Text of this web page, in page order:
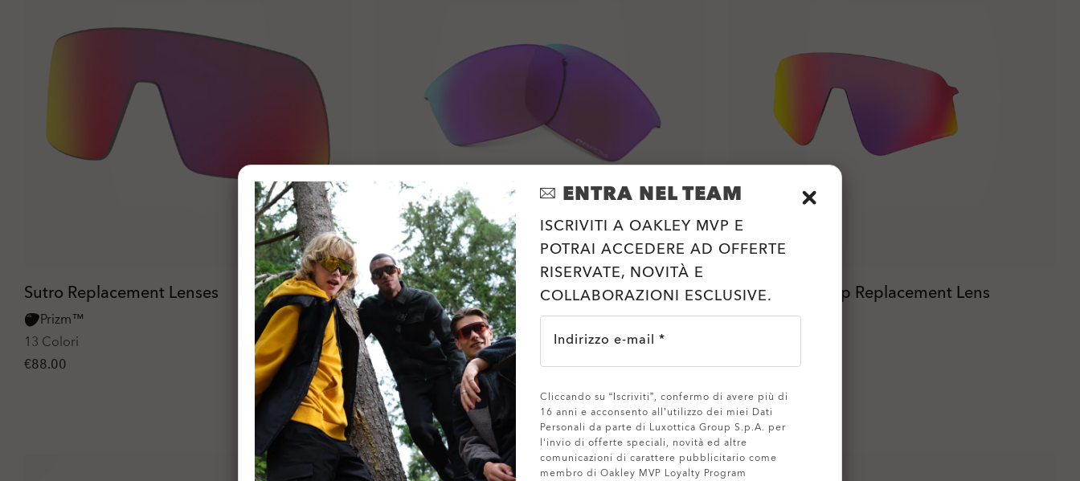
Sutro Replacement Lenses
Prizm™
13 Colori
€88.00
Flak Jacket® Replacement Lenses
Prizm™
9 Colori
€78.00
Sutro Lite Sweep Replacement Lens
Prizm™
€88.00
ENTRA NEL TEAM
ISCRIVITI A OAKLEY MVP E
POTRAI ACCEDERE AD OFFERTE
RISERVATE, NOVITÀ E
COLLABORAZIONI ESCLUSIVE.
Indirizzo e-mail *
Cliccando su “Iscriviti”, confermo di avere più di
16 anni e acconsento all’utilizzo dei miei Dati
Personali da parte di Luxottica Group S.p.A. per
l'invio di offerte speciali, novità ed altre
comunicazioni di carattere pubblicitario come
membro di Oakley MVP Loyalty Program